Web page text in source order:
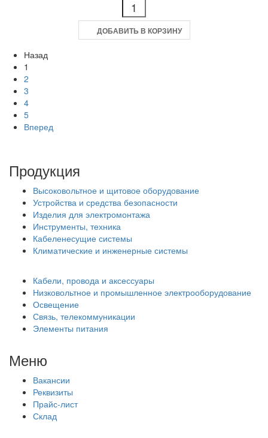
ДОБАВИТЬ В КОРЗИНУ
Назад
1
2
3
4
5
Вперед
Продукция
Высоковольтное и щитовое оборудование
Устройства и средства безопасности
Изделия для электромонтажа
Инструменты, техника
Кабеленесущие системы
Климатические и инженерные системы
Кабели, провода и аксессуары
Низковольтное и промышленное электрооборудование
Освещение
Связь, телекоммуникации
Элементы питания
Меню
Вакансии
Реквизиты
Прайс-лист
Склад